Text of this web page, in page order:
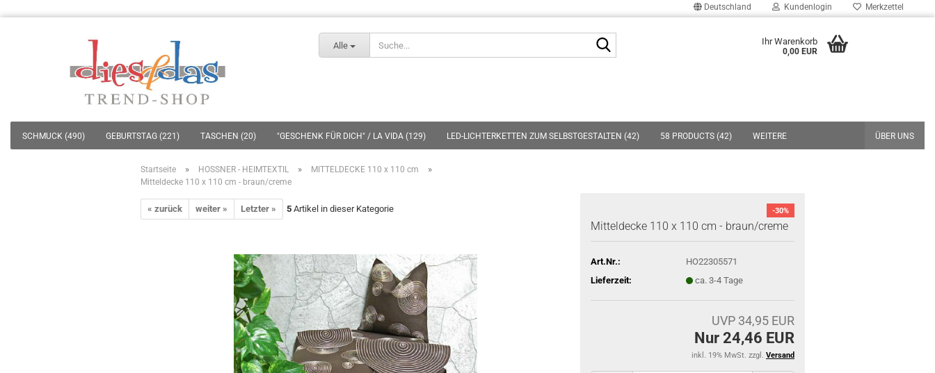
Deutschland Kundenlogin Merkzettel
Alle Ihr Warenkorb
0,00 EUR
SCHMUCK (490) GEBURTSTAG (221) TASCHEN (20) "GESCHENK FÜR DICH" / LA VIDA (129) LED-LICHTERKETTEN ZUM SELBSTGESTALTEN (42) 58 PRODUCTS (42) ÜBER UNS
WEITERE
Startseite » HOSSNER - HEIMTEXTIL » MITTELDECKE 110 x 110 cm »
Mitteldecke 110 x 110 cm - braun/creme
« zurück weiter » Letzter » 5 Artikel in dieser Kategorie -30%
Mitteldecke 110 x 110 cm - braun/creme
Art.Nr.:
HO22305571
Lieferzeit:
ca. 3-4 Tage
UVP 34,95 EUR
Nur 24,46 EUR
inkl. 19% MwSt. zzgl. Versand